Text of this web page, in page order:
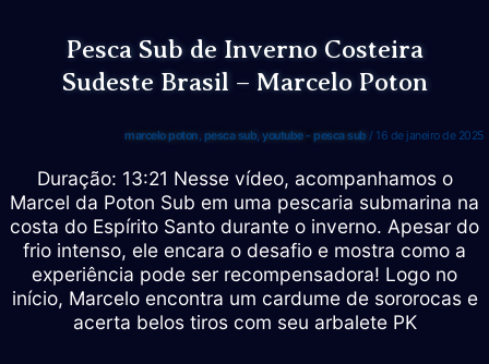
Pesca Sub de Inverno Costeira
Sudeste Brasil – Marcelo Poton
marcelo poton, pesca sub,youtube - pesca sub / 16 de janeiro de 2025
Duração: 13:21 Nesse vídeo, acompanhamos o
Marcel da Poton Sub em uma pescaria submarina na
costa do Espírito Santo durante o inverno. Apesar do
frio intenso, ele encara o desafio e mostra como a
experiência pode ser recompensadora! Logo no
início, Marcelo encontra um cardume de sororocas e
acerta belos tiros com seu arbalete PK